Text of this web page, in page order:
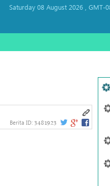
Saturday 08 August 2026 , GMT-
Berita ID: 3481923